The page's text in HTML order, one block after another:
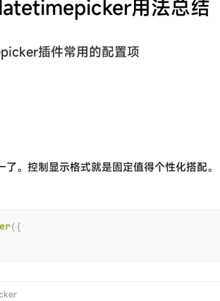
用法总结
插件常用的配置项
。控制显示格式就是固定值得个性化搭配。
( {